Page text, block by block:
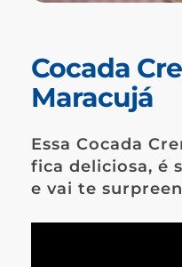
Cocada
Maracujá
Essa Cocada
fica deliciosa, é
e vai te